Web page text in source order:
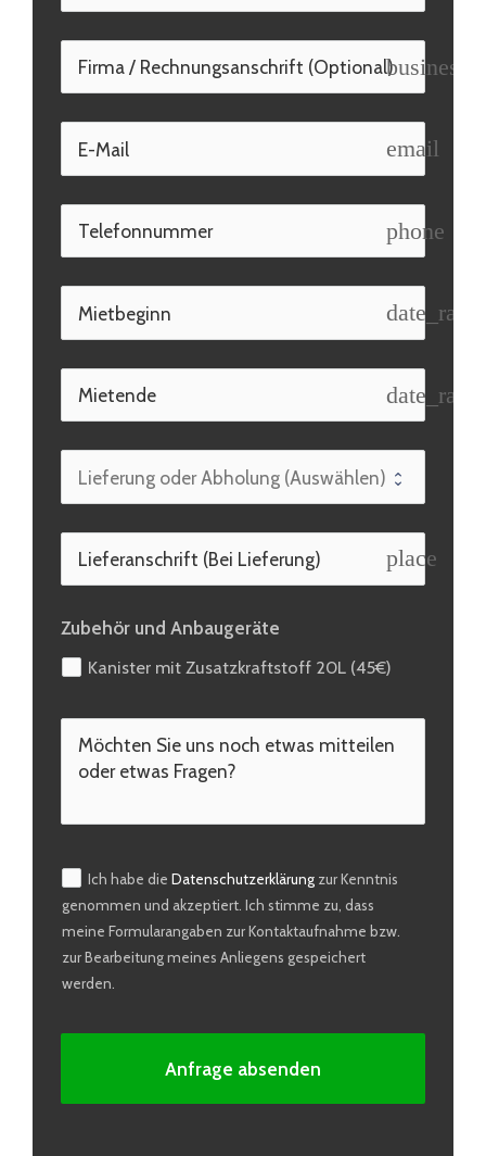
email
phone
place
Zubehör und Anbaugeräte
Kanister mit Zusatzkraftstoff 20L (45€)
Ich habe die Datenschutzerklärungzur Kenntnis
genommen und akzeptiert. Ich stimme zu, dass
meine Formularangaben zur Kontaktaufnahme bzw.
zur Bearbeitung meines Anliegens gespeichert
werden.
Anfrage absenden